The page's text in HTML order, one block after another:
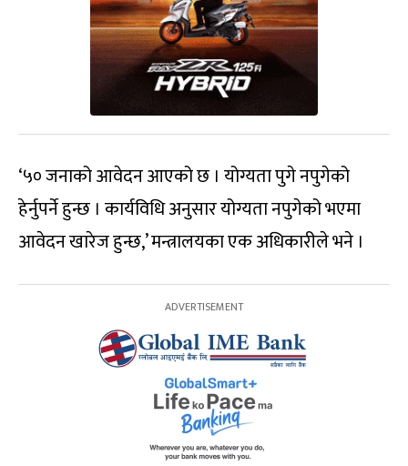
‘५० जनाको आवेदन आएको छ । योग्यता पुगे नपुगेको
हेर्नुपर्ने हुन्छ । कार्यविधि अनुसार योग्यता नपुगेको भएमा
आवेदन खारेज हुन्छ,’ मन्त्रालयका एक अधिकारीले भने ।